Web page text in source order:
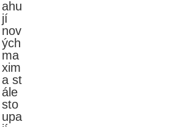
ahu
jí
nov
ých
ma
xim
a st
ále
sto
upa